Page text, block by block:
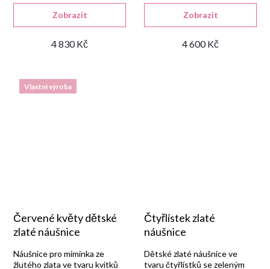
4 830 Kč
Zobrazit
ametystem.
4 600 Kč
Zobrazit
akvamarínem.
Vlastní výroba
Červené květy dětské
zlaté náušnice
Náušnice pro miminka ze
žlutého zlata ve tvaru kvítků
Čtyřlístek zlaté
náušnice
Dětské zlaté náušnice ve
tvaru čtyřlístků se zeleným